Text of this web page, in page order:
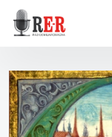
Salta al contenuto